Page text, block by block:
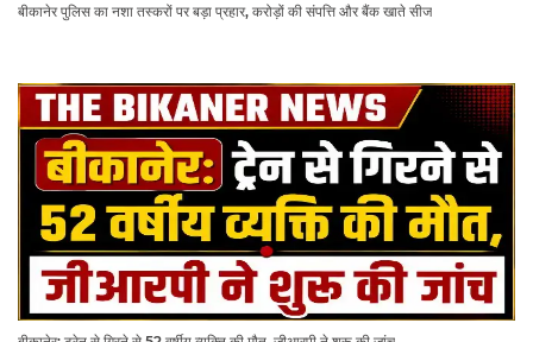
बीकानेर पुलिस का नशा तस्करों पर बड़ा प्रहार, करोड़ों की संपत्ति और बैंक खाते सीज